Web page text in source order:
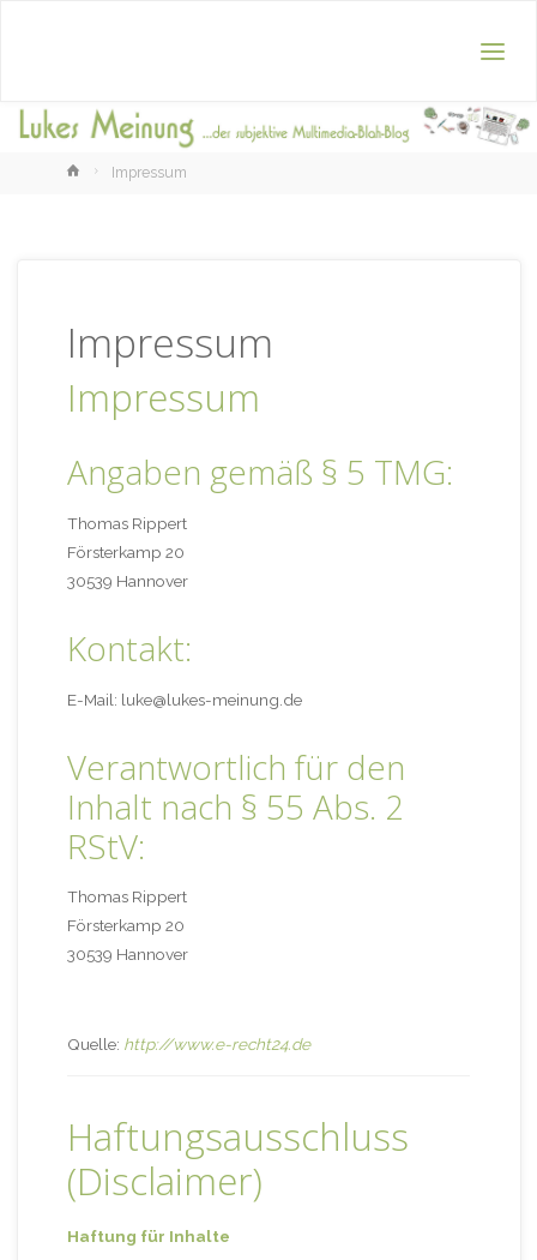
HomeImpressum
Impressum
Impressum
Angaben gemäß § 5 TMG:
Thomas Rippert
Försterkamp 20
30539 Hannover
Kontakt:
E-Mail: luke@lukes-meinung.de
Verantwortlich für den
Inhalt nach § 55 Abs. 2
RStV:
Thomas Rippert
Försterkamp 20
30539 Hannover
Quelle: http://www.e-recht24.de
Haftungsausschluss
(Disclaimer)
Haftung für Inhalte